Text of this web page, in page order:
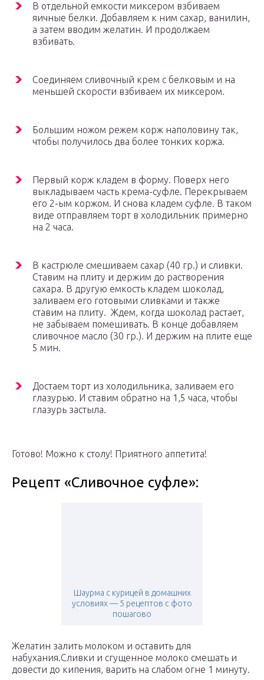
В отдельной емкости миксером взбиваем
яичные белки. Добавляем к ним сахар, ванилин,
а затем вводим желатин. И продолжаем
взбивать.
Соединяем сливочный крем с белковым и на
меньшей скорости взбиваем их миксером.
Большим ножом режем корж наполовину так,
чтобы получилось два более тонких коржа.
Первый корж кладем в форму. Поверх него
выкладываем часть крема-суфле. Перекрываем
его 2-ым коржом. И снова кладем суфле. В таком
виде отправляем торт в холодильник примерно
на 2 часа.
В кастрюле смешиваем сахар (40 гр.) и сливки.
Ставим на плиту и держим до растворения
сахара. В другую емкость кладем шоколад,
заливаем его готовыми сливками и также
ставим на плиту. Ждем, когда шоколад растает,
не забываем помешивать. В конце добавляем
сливочное масло (30 гр.). И держим на плите еще
5 мин.
Достаем торт из холодильника, заливаем его
глазурью. И ставим обратно на 1,5 часа, чтобы
глазурь застыла.
Готово! Можно к столу! Приятного аппетита!
Рецепт «Сливочное суфле»:
Шаурма с курицей в домашних
условиях — 5 рецептов с фото
пошагово
Желатин залить молоком и оставить для
набухания.Сливки и сгущенное молоко смешать и
довести до кипения, варить на слабом огне 1 минуту.